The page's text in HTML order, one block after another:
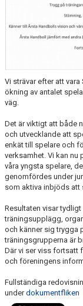
Vi strävar efter att
ökning av antalet
väg.
Det är viktigt att både
och utvecklande att
enkät till spelare och
verksamhet. Vi kan nu
våra yngsta spelare,
genomfördes under
som aktiva inbjöds att
Resultaten visar
träningsupplägg,
och känner sig trygga
träningsgrupperna är
Där vi ser viss fortsatt
och föreningens
Fullständiga
underdokumentfliken